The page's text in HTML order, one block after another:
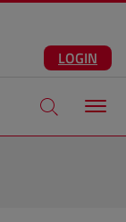
LOGIN
Apri modale